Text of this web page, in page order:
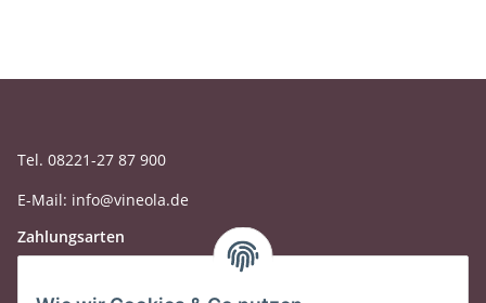
Tel. 08221-27 87 900
E-Mail: info@vineola.de
Zahlungsarten